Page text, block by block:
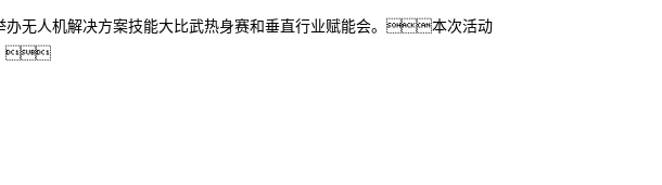
无人机解决方案技能大比武热身赛和垂直行业赋能会。本次活动
。